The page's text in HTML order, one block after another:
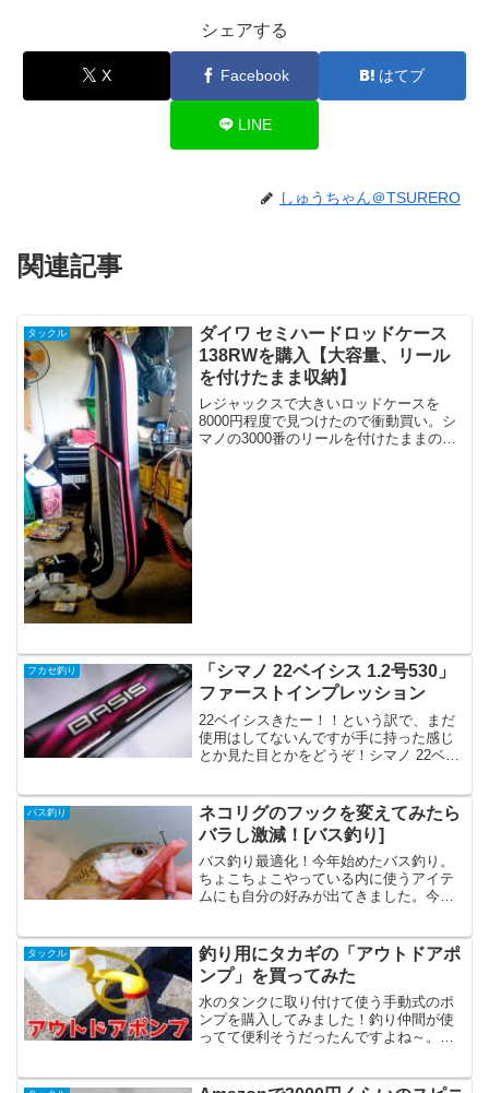
シェアする
X Facebook はてブ
LINE
しゅうちゃん＠TSURERO
関連記事
タックル
ダイワ セミハードロッドケース
138RWを購入【大容量、リール
を付けたまま収納】
レジャックスで大きいロッドケースを
8000円程度で見つけたので衝動買い。シ
マノの3000番のリールを付けたままのロ
フカセ釣り
「シマノ 22ベイシス 1.2号530」
ファーストインプレッション
22ベイシスきたー！！という訳で、まだ
使用はしてないんですが手に持った感じ
とか見た目とかをどうぞ！シマノ 22ベイ
てますよね。個人的にプラよりこっちの
ほうが処...
バス釣り
ネコリグのフックを変えてみたら
バラし激減！[バス釣り]
バス釣り最適化！今年始めたバス釣り。
ちょこちょこやっている内に使うアイテ
ムにも自分の好みが出てきました。今回
証回。セオライズ ハンガー FC-L 6号ネコ
リグでバラシ頻...
タックル
釣り用にタカギの「アウトドアポ
ンプ」を買ってみた
水のタンクに取り付けて使う手動式のポ
ンプを購入してみました！釣り仲間が使
ってて便利そうだったんですよね～。手
仲間がフカセの後に手を洗うのに何時も